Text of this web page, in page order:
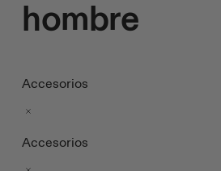
hombre
Accesorios
Accesorios